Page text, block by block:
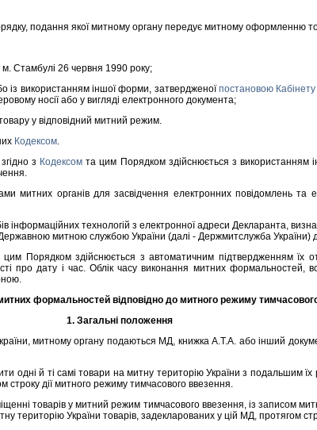
подання якої митному органу передує митному оформленню
Стамбулi 26 червня 1990 року;
iз використанням iншої форми, затвердженоїпостановою
носiї або у виглядi електронного документа;
у вiдповiдний митний режим.
Кодексом.
з Кодексом та цим Порядком здiйснюється з
органiв для засвiдчення електронних повiдомлень та
технологiй з електронної адреси Декларанта,
митною службою України (далi - Держмитслужба
Порядком здiйснюється з автоматичним пiдтвердженням їх
про дату i час. Облiк часу виконання митних формальностей,
формальностей вiдповiдно до митного режиму
1. Загальнi положення
митному органу подаються МД, книжка А.Т.А. або iнший
однi й тi самi товари на митну територiю України з подальшим
дiї митного режиму тимчасового ввезення.
товарiв у митний режим тимчасового ввезення, iз записом
територiю України товарiв, задекларованих у цiй МД, протягом